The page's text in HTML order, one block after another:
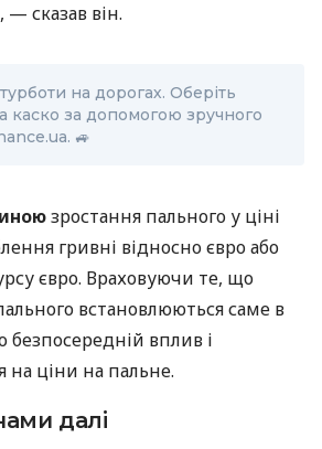
— сказав він.
на дорогах. Оберіть
каско за допомогою зручного
🚙
зростання пального у ціні
гривні відносно євро або
євро. Враховуючи те, що
встановлюються саме в
безпосередній вплив і
на ціни на пальне.
далі